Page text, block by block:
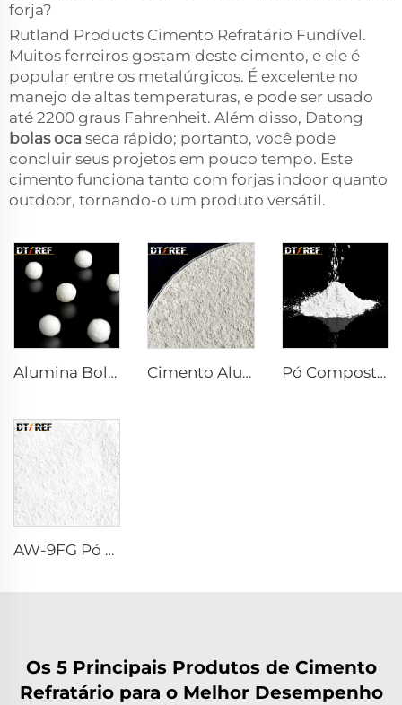
forja?
Rutland Products Cimento Refratário Fundível.
Muitos ferreiros gostam deste cimento, e ele é
popular entre os metalúrgicos. É excelente no
manejo de altas temperaturas, e pode ser usado
até 2200 graus Fahrenheit. Além disso, Datong
bolas oca seca rápido; portanto, você pode
concluir seus projetos em pouco tempo. Este
cimento funciona tanto com forjas indoor quanto
outdoor, tornando-o um produto versátil.
Alumina Bolha Cimento Aluminoso de Cálcio DK-68 Pó Composto Reativo α-Al₂O₃
AW-9FG Pó de α-Al₂O₃ Calcinado
Os 5 Principais Produtos de Cimento
Refratário para o Melhor Desempenho